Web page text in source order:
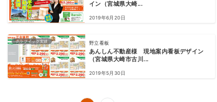
イン（宮城県大崎...
2019年6月20日
グラフィック実績 野立看板
あんしん不動産様 現地案内看板デザイン
（宮城県大崎市古川...
2019年5月30日